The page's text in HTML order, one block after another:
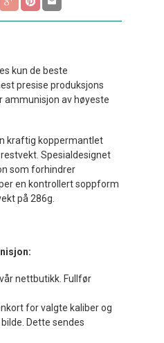
kun de beste
presise produksjons
ammunisjon av høyeste
kraftig koppermantlet
Spesialdesignet
som forhindrer
en kontrollert soppform
på 286g.
nettbutikk. Fullfør
for valgte kaliber og
Dette sendes